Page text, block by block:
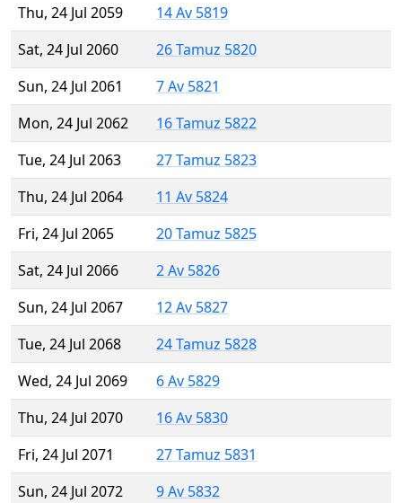
Thu, 24 Jul 2059
14 Av 5819
Sat, 24 Jul 2060
26 Tamuz 5820
Sun, 24 Jul 2061
7 Av 5821
Mon, 24 Jul 2062
16 Tamuz 5822
Tue, 24 Jul 2063
27 Tamuz 5823
Thu, 24 Jul 2064
11 Av 5824
Fri, 24 Jul 2065
20 Tamuz 5825
Sat, 24 Jul 2066
2 Av 5826
Sun, 24 Jul 2067
12 Av 5827
Tue, 24 Jul 2068
24 Tamuz 5828
Wed, 24 Jul 2069
6 Av 5829
Thu, 24 Jul 2070
16 Av 5830
Fri, 24 Jul 2071
27 Tamuz 5831
Sun, 24 Jul 2072
9 Av 5832